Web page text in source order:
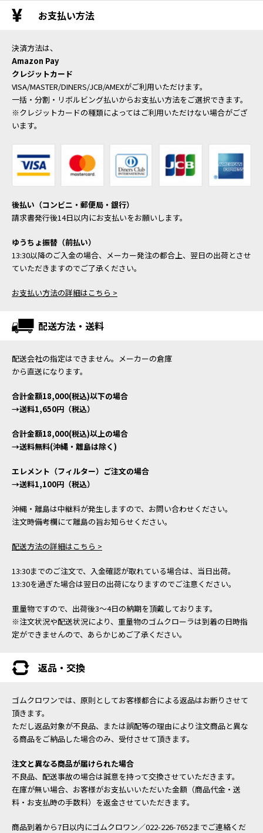
お支払い方法
決済方法は、
Amazon Pay
クレジットカード
VISA/MASTER/DINERS/JCB/AMEXがご利用いただけます。
一括・分割・リボルビング払いからお支払い方法をご選択できます。
※クレジットカードの種類によってはご利用いただけない場合がござ
います。
後払い（コンビニ・郵便局・銀行）
請求書発行後14日以内にお支払いをお願いします。
ゆうちょ振替（前払い）
13:30以降のご入金の場合、メーカー発注の都合上、翌日の出荷とさせ
ていただきますのでご了承ください。
お支払い方法の詳細はこちら >
配送方法・送料
配送会社の指定はできません。メーカーの倉庫
から直送になります。
合計金額18,000(税込)以下の場合
→送料1,650円（税込）
合計金額18,000(税込)以上の場合
→送料無料(沖縄・離島は除く)
エレメント（フィルター）ご注文の場合
→送料1,100円（税込）
沖縄・離島は中継料が発生しますので、お問い合わせください。
注文時備考欄にて離島の旨お知らせください。
配送方法の詳細はこちら >
13:30までのご注文で、入金確認が取れている場合は、当日出荷。
13:30を過ぎた場合は翌日の出荷になりますのでご注意ください。
重量物ですので、出荷後3～4日の納期を頂戴しております。
※注文状況や配送状況により、重量物のゴムクローラは到着の日時指
定ができませんので、あらかじめご了承ください。
返品・交換
ゴムクロワンでは、原則としてお客様都合による返品はお断りさせて
頂きます。
ただし返品対象が不良品、または誤配等の理由により注文商品と異な
る商品をご納品した場合のみ、受付させて頂きます。
注文と異なる商品が届けられた場合
不良品、配送事故の場合は誠意を持って交換させていただきます。
在庫が無い場合、お客様がお支払いいただいた金額（商品代金・送
料・お支払時の手数料）を返金させていただきます。
商品到着から7日以内にゴムクロワン／022-226-7652までご連絡くだ